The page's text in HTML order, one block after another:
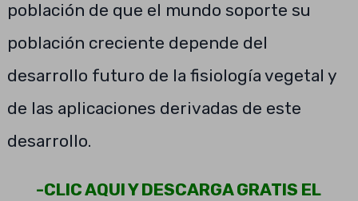
población de que el mundo soporte su
población creciente depende del
desarrollo futuro de la fisiología vegetal y
de las aplicaciones derivadas de este
desarrollo.
-CLIC AQUI Y DESCARGA GRATIS EL